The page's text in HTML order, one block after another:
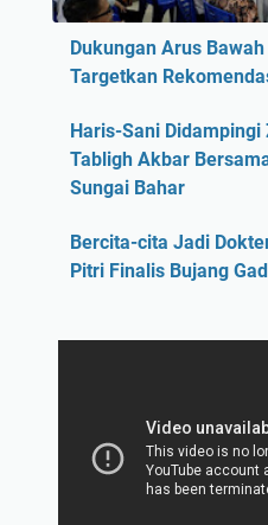
Dukungan Arus
Targetkan
Haris-Sani Didampingi
Tabligh Akbar
Sungai Bahar
Bercita-cita Jadi
Pitri Finalis Bujang